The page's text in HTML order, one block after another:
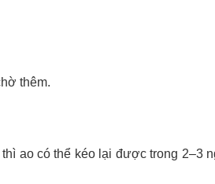
thêm.
ao có thể kéo lại được trong 2–3